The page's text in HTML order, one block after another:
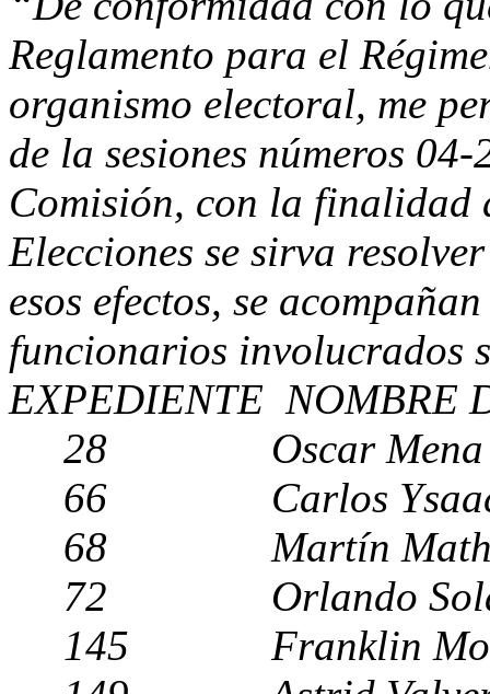
Reglamento para el
organismo electoral, me
de la sesiones números
Comisión, con la finalidad
Elecciones se sirva
esos efectos, se
funcionarios involucrados
EXPEDIENTE NOMBRE
28 Oscar
66 Carlos
68 Martín
72 Orlando
145 Franklin